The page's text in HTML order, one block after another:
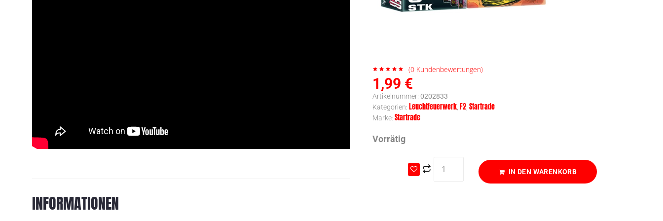
INFORMATIONEN
(0Kundenbewertungen)
1,99 €
Artikelnummer: 0202833
Kategorien: Leuchtfeuerwerk, F2, Startrade
Marke: Startrade
Vorrätig
IN DEN WARENKORB